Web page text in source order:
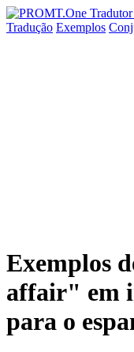
Tradução Exemplos
Exemplos
affair" em
para o